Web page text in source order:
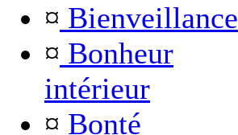
¤ Bienveillance
¤ Bonheur
intérieur
¤ Bonté